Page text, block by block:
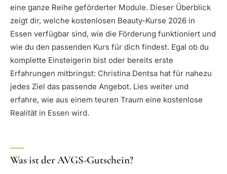
eine ganze Reihe geförderter Module. Dieser Überblick
zeigt dir, welche kostenlosen Beauty-Kurse 2026 in
Essen verfügbar sind, wie die Förderung funktioniert und
wie du den passenden Kurs für dich findest. Egal ob du
komplette Einsteigerin bist oder bereits erste
Erfahrungen mitbringst: Christina Dentsa hat für nahezu
jedes Ziel das passende Angebot. Lies weiter und
erfahre, wie aus einem teuren Traum eine kostenlose
Realität in Essen wird.
Was ist der AVGS-Gutschein?